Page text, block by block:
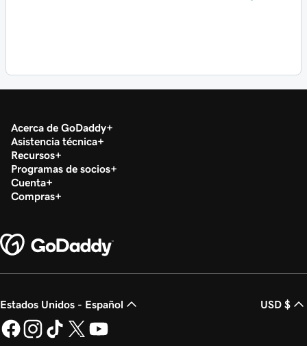
Acerca de GoDaddy
Asistencia técnica
Recursos
Programas de socios
Cuenta
Compras
Estados Unidos - Español USD $